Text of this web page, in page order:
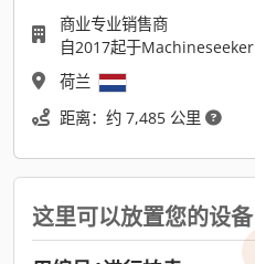
商业专业销售商
自2017起于Machineseeker
荷兰
距离：约 7,485 公里
这里可以放置您的设备